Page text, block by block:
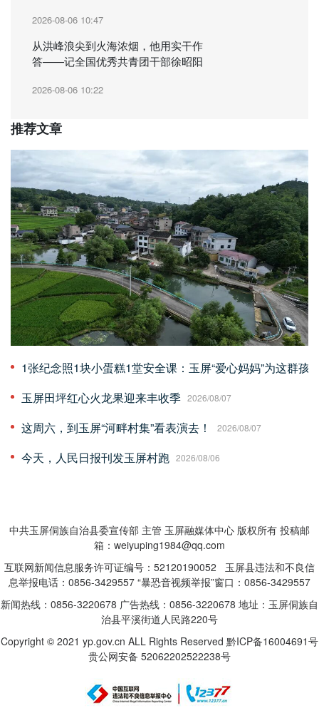
2026-08-06 10:47
从洪峰浪尖到火海浓烟，他用实干作
答——记全国优秀共青团干部徐昭阳
2026-08-06 10:22
推荐文章
1张纪念照1块小蛋糕1堂安全课：玉屏“爱心妈妈”为这群孩
玉屏田坪红心火龙果迎来丰收季 2026/08/07
这周六，到玉屏“河畔村集”看表演去！ 2026/08/07
今天，人民日报刊发玉屏村跑 2026/08/06
中共玉屏侗族自治县委宣传部 主管 玉屏融媒体中心 版权所有 投稿邮
箱：weiyuping1984@qq.com
互联网新闻信息服务许可证编号：52120190052 玉屏县违法和不良信
息举报电话：0856-3429557 “暴恐音视频举报”窗口：0856-3429557
新闻热线：0856-3220678 广告热线：0856-3220678 地址：玉屏侗族自
治县平溪街道人民路220号
Copyright © 2021 yp.gov.cn ALL Rights Reserved 黔ICP备16004691号
贵公网安备 52062202522238号